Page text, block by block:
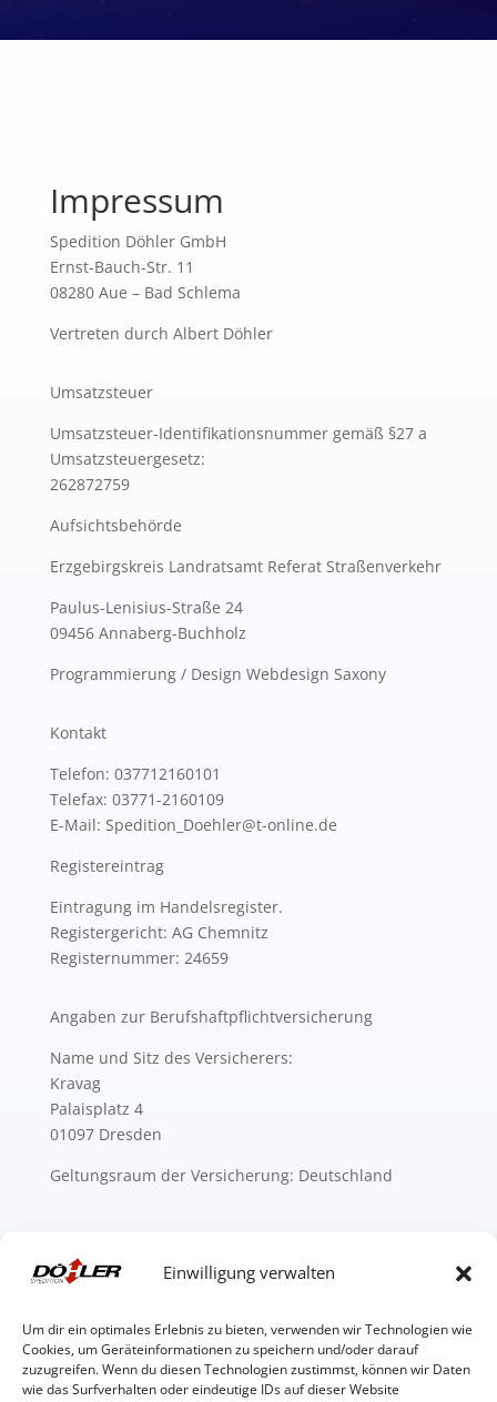
Einwilligung verwalten
Um dir ein optimales Erlebnis zu bieten, verwenden wir Technologien wie
Cookies, um Geräteinformationen zu speichern und/oder darauf
zuzugreifen. Wenn du diesen Technologien zustimmst, können wir Daten
wie das Surfverhalten oder eindeutige IDs auf dieser Website
Impressum
Spedition Döhler GmbH
Ernst-Bauch-Str. 11
08280 Aue – Bad Schlema
Vertreten durch Albert Döhler
Umsatzsteuer
Umsatzsteuer-Identifikationsnummer gemäß §27 a
Umsatzsteuergesetz:
262872759
Aufsichtsbehörde
Erzgebirgskreis Landratsamt Referat Straßenverkehr
Paulus-Lenisius-Straße 24
09456 Annaberg-Buchholz
Programmierung / Design Webdesign Saxony
Kontakt
Telefon: 037712160101
Telefax: 03771-2160109
E-Mail: Spedition_Doehler@t-online.de
Registereintrag
Eintragung im Handelsregister.
Registergericht: AG Chemnitz
Registernummer: 24659
Angaben zur Berufshaftpflichtversicherung
Name und Sitz des Versicherers:
Kravag
Palaisplatz 4
01097 Dresden
Geltungsraum der Versicherung: Deutschland
Hinweis auf EU-Streitschlichtung
weder bereit noch verpflichtet, an
Streitbeilegungsverfahren vor einer
Verbraucherschlichtungsstelle teilzunehmen. Die